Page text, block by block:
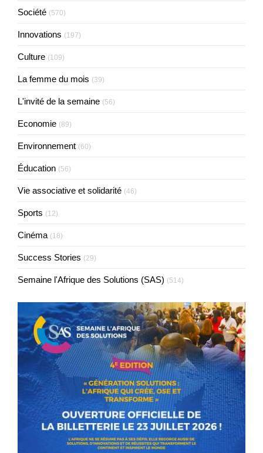
Société (570)
Innovations (197)
Culture (109)
La femme du mois (39)
L'invité de la semaine (56)
Economie (89)
Environnement (60)
Éducation (56)
Vie associative et solidarité (46)
Sports (12)
Cinéma (18)
Success Stories (29)
Semaine l'Afrique des Solutions (SAS) (514)